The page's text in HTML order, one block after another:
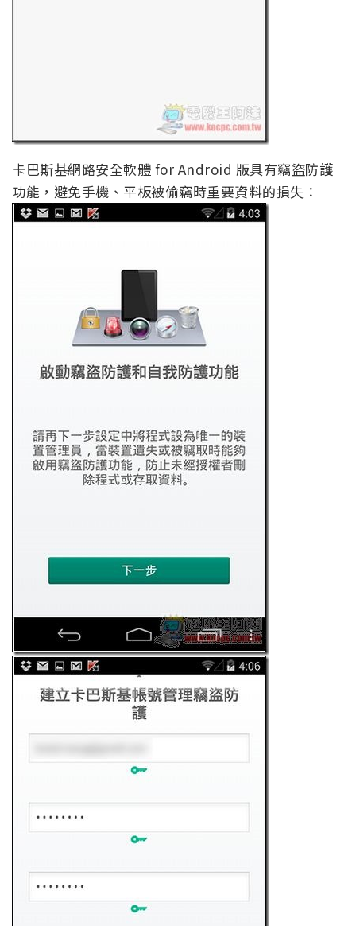
卡巴斯基網路安全軟體 for Android 版具有竊盜防護
功能，避免手機、平板被偷竊時重要資料的損失：